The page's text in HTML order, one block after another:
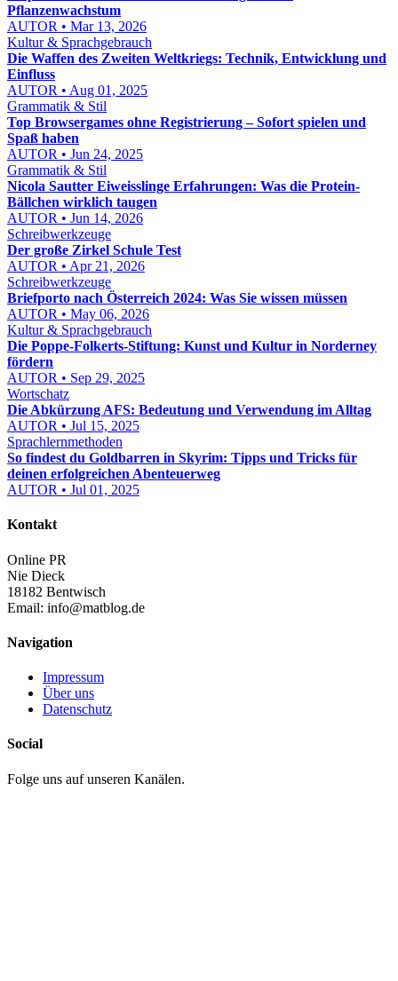
Pflanzenwachstum
AUTOR • Mar 13, 2026
Kultur & Sprachgebrauch
Die Waffen des Zweiten Weltkriegs: Technik, Entwicklung und
Einfluss
AUTOR • Aug 01, 2025
Grammatik & Stil
Top Browsergames ohne Registrierung – Sofort spielen und
Spaß haben
AUTOR • Jun 24, 2025
Grammatik & Stil
Nicola Sautter Eiweisslinge Erfahrungen: Was die Protein-
Bällchen wirklich taugen
AUTOR • Jun 14, 2026
Schreibwerkzeuge
Der große Zirkel Schule Test
AUTOR • Apr 21, 2026
Schreibwerkzeuge
Briefporto nach Österreich 2024: Was Sie wissen müssen
AUTOR • May 06, 2026
Kultur & Sprachgebrauch
Die Poppe-Folkerts-Stiftung: Kunst und Kultur in Norderney
fördern
AUTOR • Sep 29, 2025
Wortschatz
Die Abkürzung AFS: Bedeutung und Verwendung im Alltag
AUTOR • Jul 15, 2025
Sprachlernmethoden
So findest du Goldbarren in Skyrim: Tipps und Tricks für
deinen erfolgreichen Abenteuerweg
AUTOR • Jul 01, 2025
Kontakt
Online PR
Nie Dieck
18182 Bentwisch
Email: info@matblog.de
Navigation
Impressum
Über uns
Datenschutz
Social
Folge uns auf unseren Kanälen.